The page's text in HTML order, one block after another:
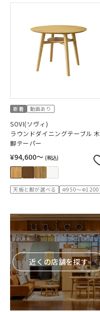
新着 動画あり
SOVI(ソヴィ)
ラウンドダイニングテーブル 木
脚テーパー
¥94,600〜 (税込)
天板と脚が選べる Φ950～Φ1200
近くの店舗を探す